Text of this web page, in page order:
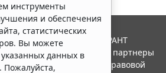
инструменты
и обеспечения
статистических
Вы можете
данных в
Пожалуйста,
2026. Система ГАРАНТ
Компания "Гарант" и ее партнеры
Российской ассоциации правовой